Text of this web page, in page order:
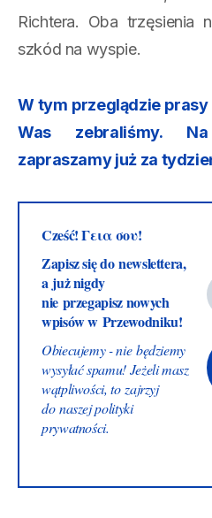
Richtera. Oba trzęsienia
szkód na wyspie.
W tym przeglądzie
Was zebraliśmy.
zapraszamy już za
Cześć! Γεια σου!
Zapisz się do newslettera,
a już nigdy
nie przegapisz nowych
wpisów w Przewodniku!
Obiecujemy - nie będziemy
wysyłać spamu! Jeżeli masz
wątpliwości, to zajrzyj
do naszejpolityki
prywatności.